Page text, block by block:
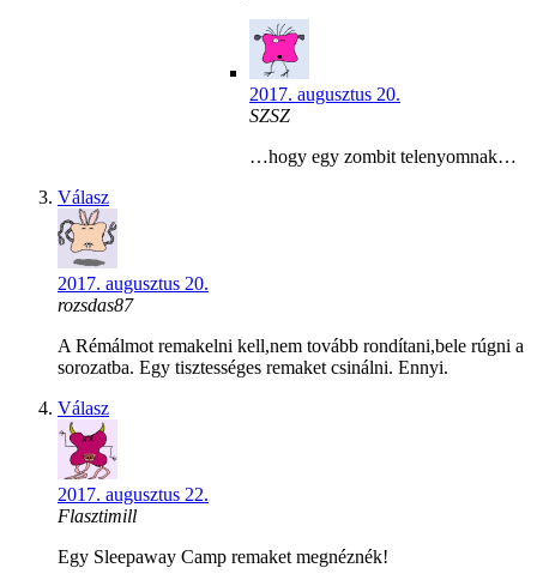
2017. augusztus 20.
SZSZ
…hogy egy zombit telenyomnak…
Válasz
2017. augusztus 20.
rozsdas87
A Rémálmot remakelni kell,nem tovább rondítani,bele rúgni a
sorozatba. Egy tisztességes remaket csinálni. Ennyi.
Válasz
2017. augusztus 22.
Flasztimill
Egy Sleepaway Camp remaket megnéznék!